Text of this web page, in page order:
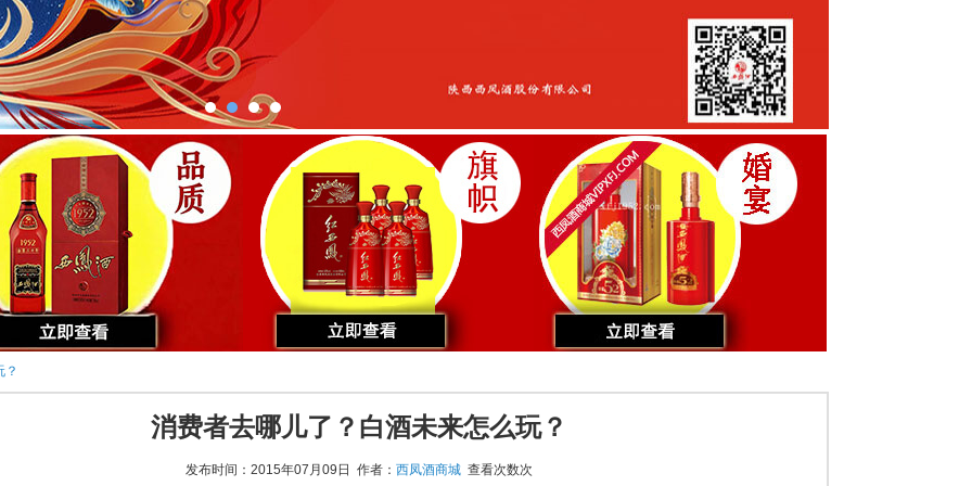
？
消费者去哪儿了？白酒未来怎么玩？
发布时间：2015年07月09日 作者： 西凤酒商城 查看次数次